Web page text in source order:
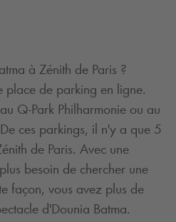
à Zénith de Paris ?
place de parking en ligne.
Q-Park Philharmonie ou au
ces parkings, il n'y a que 5
de Paris. Avec une
besoin de chercher une
façon, vous avez plus de
d'Dounia Batma.